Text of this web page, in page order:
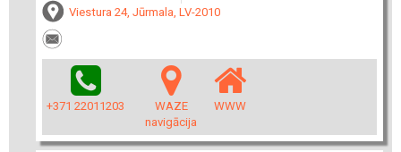
Viestura 24, Jūrmala, LV-2010
+371 22011203
WAZE
navigācija
WWW